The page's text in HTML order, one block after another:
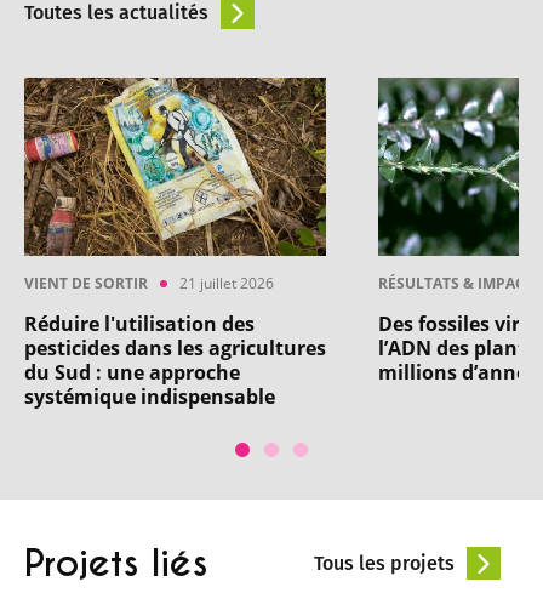
Toutes les actualités
VIENT DE SORTIR 21 juillet 2026
Réduire l'utilisation des
pesticides dans les agricultures
du Sud : une approche
systémique indispensable
RÉSULTATS & IMPACT
Des fossiles
l’ADN des
millions
Projets liés Tous les projets